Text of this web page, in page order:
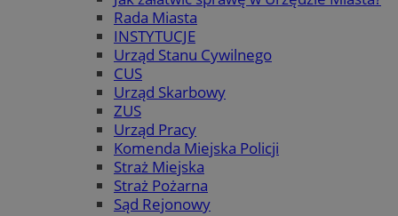
Rada Miasta
INSTYTUCJE
Urząd Stanu Cywilnego
CUS
Urząd Skarbowy
ZUS
Urząd Pracy
Komenda Miejska Policji
Straż Miejska
Straż Pożarna
Sąd Rejonowy